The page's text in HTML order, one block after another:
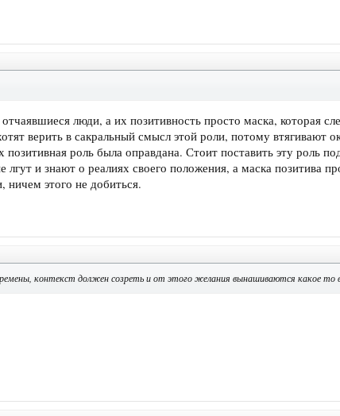
люди, а их позитивность просто маска, которая
верить в сакральный смысл этой роли, потому втягивают
роль была оправдана. Стоит поставить эту роль
и знают о реалиях своего положения, а маска позитива
этого не добиться.
контекст должен созреть и от этого желания вынашиваются какое то